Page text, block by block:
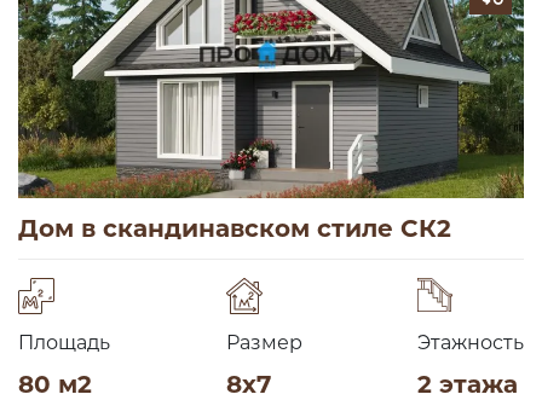
Дом в скандинавском стиле СК2
Площадь
80 м2
Размер
8х7
Этажность
2 этажа